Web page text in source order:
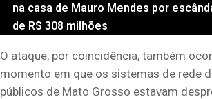
na casa de Mauro Mendes por
de R$ 308 milhões
O ataque, por coincidência, também
momento em que os sistemas de rede
públicos de Mato Grosso estavam